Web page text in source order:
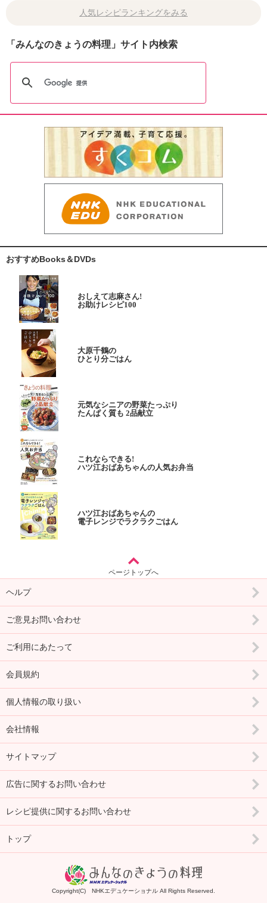
人気レシピランキングをみる
「みんなのきょうの料理」サイト内検索
おすすめBooks＆DVDs
おしえて志麻さん!
お助けレシピ100
大原千鶴の
ひとり分ごはん
元気なシニアの野菜たっぷり
たんぱく質も 2品献立
これならできる!
ハツ江おばあちゃんの人気お弁当
ハツ江おばあちゃんの
電子レンジでラクラクごはん
ページトップへ
ヘルプ
ご意見お問い合わせ
ご利用にあたって
会員規約
個人情報の取り扱い
会社情報
サイトマップ
広告に関するお問い合わせ
レシピ提供に関するお問い合わせ
トップ
Copyright(C) NHKエデュケーショナル All Rights Reserved.